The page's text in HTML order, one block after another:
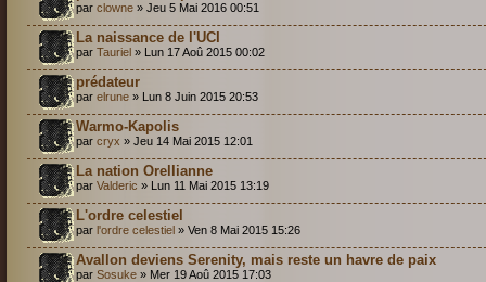
par clowne » Jeu 5 Mai 2016 00:51
La naissance de l'UCI
par Tauriel » Lun 17 Aoû 2015 00:02
prédateur
par elrune » Lun 8 Juin 2015 20:53
Warmo-Kapolis
par cryx » Jeu 14 Mai 2015 12:01
La nation Orellianne
par Valderic » Lun 11 Mai 2015 13:19
L'ordre celestiel
par l'ordre celestiel » Ven 8 Mai 2015 15:26
Avallon deviens Serenity, mais reste un havre de paix
par Sosuke » Mer 19 Aoû 2015 17:03